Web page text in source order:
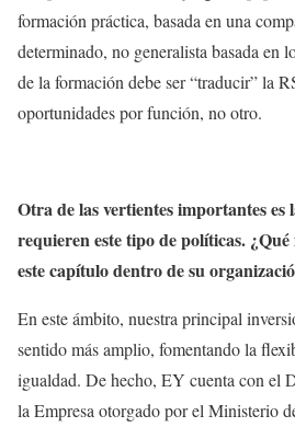
formación práctica, basada en una
determinado, no generalista basada en
de la formación debe ser “traducir” la
oportunidades por función, no otro.
Otra de las vertientes importantes es
requieren este tipo de políticas. ¿Qué
este capítulo dentro de su
En este ámbito, nuestra principal
sentido más amplio, fomentando la
igualdad. De hecho, EY cuenta con el
la Empresa otorgado por el Ministerio